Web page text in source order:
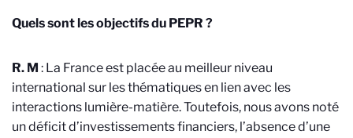
Quels sont les objectifs du PEPR ?
R. M : La France est placée au meilleur niveau
international sur les thématiques en lien avec les
interactions lumière-matière. Toutefois, nous avons noté
un déficit d’investissements financiers, l’absence d’une